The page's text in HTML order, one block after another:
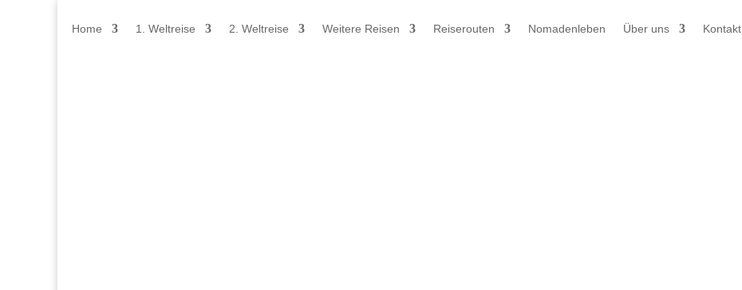
Home 1. Weltreise 2. Weltreise Weitere Reisen Reiserouten Nomadenleben Über uns Kontakt